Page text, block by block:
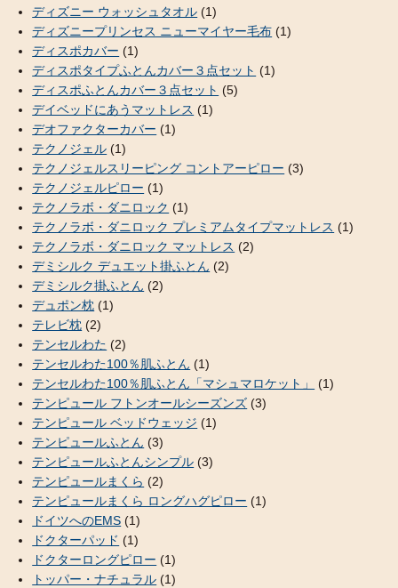
ディズニー ウォッシュタオル (1)
ディズニープリンセス ニューマイヤー毛布 (1)
ディスポカバー (1)
ディスポタイプふとんカバー３点セット (1)
ディスポふとんカバー３点セット (5)
デイベッドにあうマットレス (1)
デオファクターカバー (1)
テクノジェル (1)
テクノジェルスリーピング コントアーピロー (3)
テクノジェルピロー (1)
テクノラボ・ダニロック (1)
テクノラボ・ダニロック プレミアムタイプマットレス (1)
テクノラボ・ダニロック マットレス (2)
デミシルク デュエット掛ふとん (2)
デミシルク掛ふとん (2)
デュポン枕 (1)
テレビ枕 (2)
テンセルわた (2)
テンセルわた100％肌ふとん (1)
テンセルわた100％肌ふとん「マシュマロケット」
(1)
テンピュール フトンオールシーズンズ (3)
テンピュール ベッドウェッジ (1)
テンピュールふとん (3)
テンピュールふとんシンプル (3)
テンピュールまくら (2)
テンピュールまくら ロングハグピロー (1)
ドイツへのEMS (1)
ドクターパッド (1)
ドクターロングピロー (1)
トッパー・ナチュラル (1)